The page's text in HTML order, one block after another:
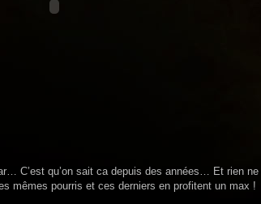
C’est qu’on sait ca depuis des années… Et rien ne
mêmes pourris et ces derniers en profitent un max !